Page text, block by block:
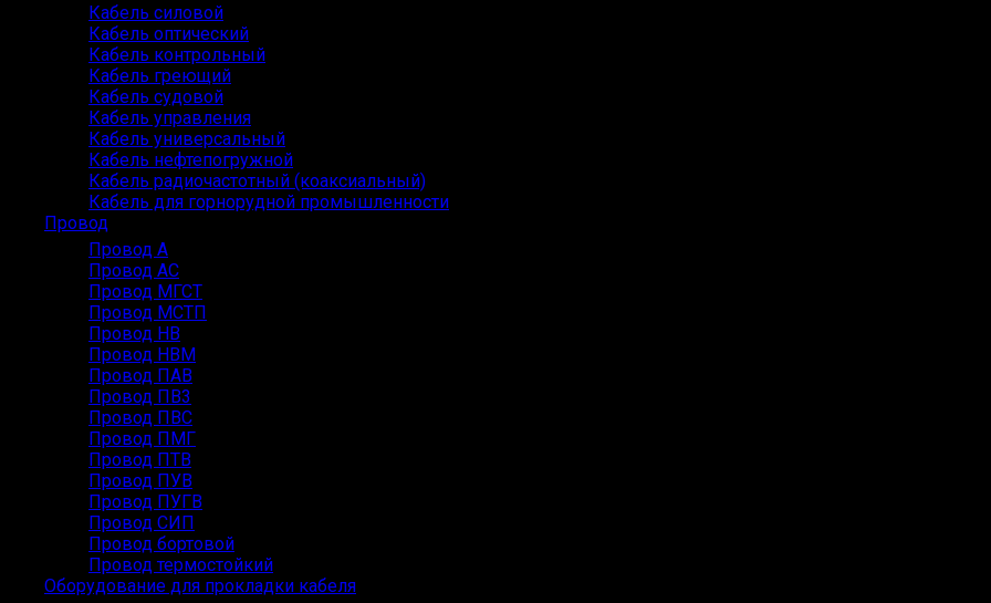
Кабель силовой
Кабель оптический
Кабель контрольный
Кабель греющий
Кабель судовой
Кабель управления
Кабель универсальный
Кабель нефтепогружной
Кабель радиочастотный (коаксиальный)
Кабель для горнорудной промышленности
Провод
Провод А
Провод АС
Провод МГСТ
Провод МСТП
Провод НВ
Провод НВМ
Провод ПАВ
Провод ПВ3
Провод ПВС
Провод ПМГ
Провод ПТВ
Провод ПУВ
Провод ПУГВ
Провод СИП
Провод бортовой
Провод термостойкий
Оборудование для прокладки кабеля